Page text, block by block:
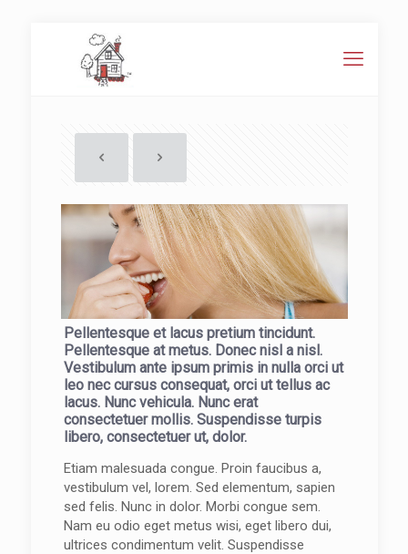
Pellentesque et lacus pretium tincidunt.
Pellentesque at metus. Donec nisl a nisl.
Vestibulum ante ipsum primis in nulla orci ut
leo nec cursus consequat, orci ut tellus ac
lacus. Nunc vehicula. Nunc erat
consectetuer mollis. Suspendisse turpis
libero, consectetuer ut, dolor.
Etiam malesuada congue. Proin faucibus a,
vestibulum vel, lorem. Sed elementum, sapien
sed felis. Nunc in dolor. Morbi congue sem.
Nam eu odio eget metus wisi, eget libero dui,
ultrices condimentum velit. Suspendisse